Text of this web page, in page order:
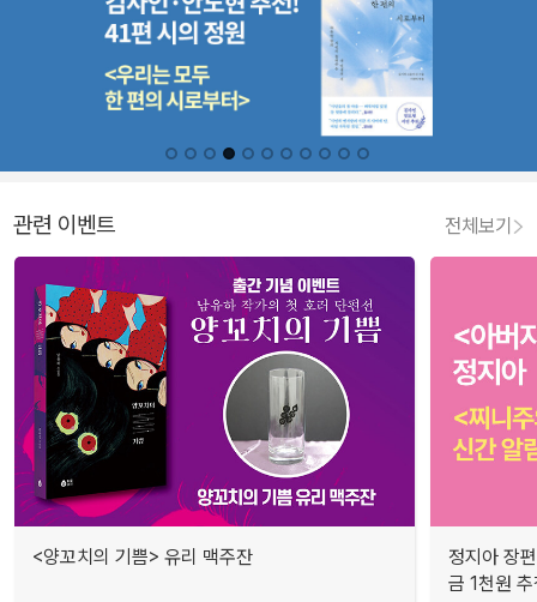
관련 이벤트 전체보기
<양꼬치의 기쁨> 유리 맥주잔
정지아 장
금 1천원